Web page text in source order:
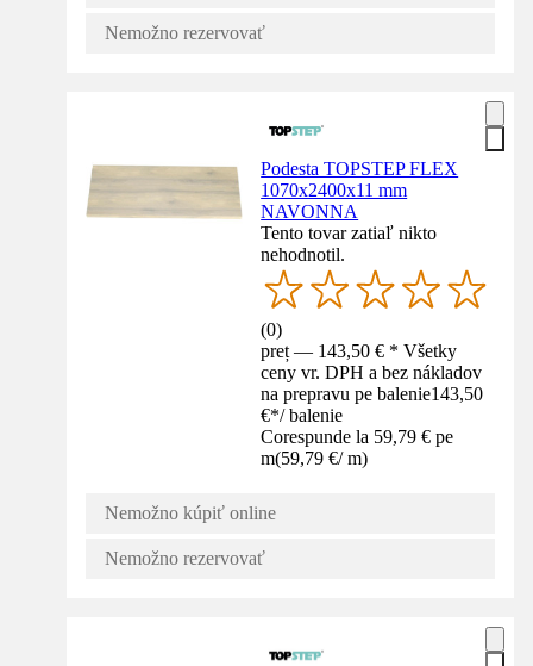
Nemožno rezervovať
Podesta TOPSTEP FLEX
1070x2400x11 mm
NAVONNA
Tento tovar zatiaľ nikto
nehodnotil.
(0)
preț — 143,50 € * Všetky
ceny vr. DPH a bez nákladov
na prepravu pe balenie143,50
€*/ balenie
Corespunde la 59,79 € pe
m(59,79 €/ m)
Nemožno kúpiť online
Nemožno rezervovať